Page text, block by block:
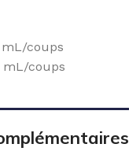
coups
mL/coups